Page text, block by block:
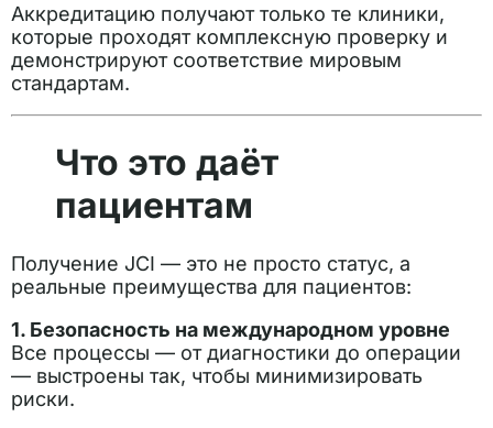
Аккредитацию получают только те клиники,
которые проходят комплексную проверку и
демонстрируют соответствие мировым
стандартам.
Что это даёт
пациентам
Получение JCI — это не просто статус, а
реальные преимущества для пациентов:
1. Безопасность на международном уровне
Все процессы — от диагностики до операции
— выстроены так, чтобы минимизировать
риски.